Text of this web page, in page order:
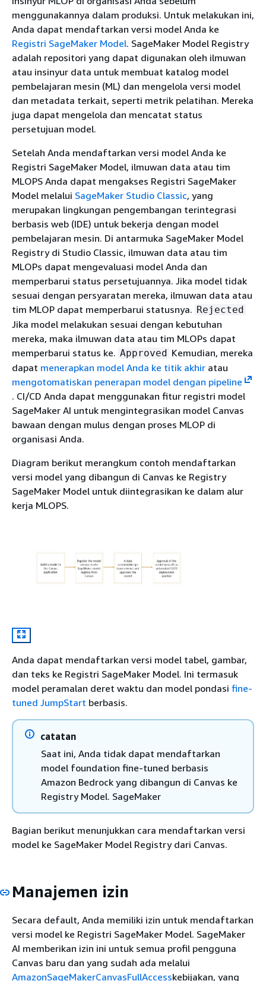
menggunakannya dalam produksi. Untuk melakukan ini,
Anda dapat mendaftarkan versi model Anda ke
Registri SageMaker Model. SageMaker Model Registry
adalah repositori yang dapat digunakan oleh ilmuwan
atau insinyur data untuk membuat katalog model
pembelajaran mesin (ML) dan mengelola versi model
dan metadata terkait, seperti metrik pelatihan. Mereka
juga dapat mengelola dan mencatat status
persetujuan model.
Setelah Anda mendaftarkan versi model Anda ke
Registri SageMaker Model, ilmuwan data atau tim
MLOPS Anda dapat mengakses Registri SageMaker
Model melalui SageMaker Studio Classic, yang
merupakan lingkungan pengembangan terintegrasi
berbasis web (IDE) untuk bekerja dengan model
pembelajaran mesin. Di antarmuka SageMaker Model
Registry di Studio Classic, ilmuwan data atau tim
MLOPs dapat mengevaluasi model Anda dan
memperbarui status persetujuannya. Jika model tidak
sesuai dengan persyaratan mereka, ilmuwan data atau
tim MLOP dapat memperbarui statusnya. Rejected
Jika model melakukan sesuai dengan kebutuhan
mereka, maka ilmuwan data atau tim MLOPs dapat
memperbarui status ke. Approved Kemudian, mereka
dapat menerapkan model Anda ke titik akhir atau
mengotomatiskan penerapan model dengan pipeline
. CI/CD Anda dapat menggunakan fitur registri model
SageMaker AI untuk mengintegrasikan model Canvas
bawaan dengan mulus dengan proses MLOP di
organisasi Anda.
Diagram berikut merangkum contoh mendaftarkan
versi model yang dibangun di Canvas ke Registry
SageMaker Model untuk diintegrasikan ke dalam alur
kerja MLOPS.
Anda dapat mendaftarkan versi model tabel, gambar,
dan teks ke Registri SageMaker Model. Ini termasuk
model peramalan deret waktu dan model pondasi fine-
tuned JumpStart berbasis.
catatan
Saat ini, Anda tidak dapat mendaftarkan
model foundation fine-tuned berbasis
Amazon Bedrock yang dibangun di Canvas ke
Registry Model. SageMaker
Bagian berikut menunjukkan cara mendaftarkan versi
model ke SageMaker Model Registry dari Canvas.
Manajemen izin
Secara default, Anda memiliki izin untuk mendaftarkan
versi model ke Registri SageMaker Model. SageMaker
AI memberikan izin ini untuk semua profil pengguna
Canvas baru dan yang sudah ada melalui
AmazonSageMakerCanvasFullAccesskebijakan, yang